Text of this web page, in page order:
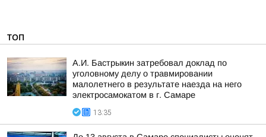
ТОП
А.И. Бастрыкин затребовал доклад по
уголовному делу о травмировании
малолетнего в результате наезда на него
электросамокатом в г. Самаре
13:35